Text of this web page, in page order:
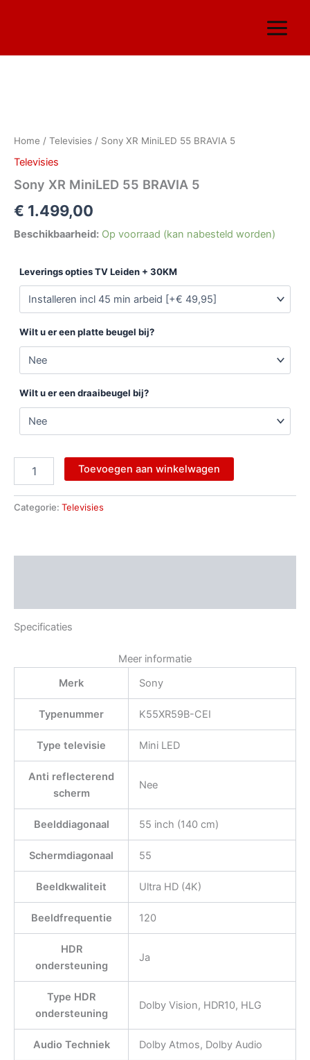
inhoud
Home / Televisies / Sony XR MiniLED 55 BRAVIA 5
Televisies
Sony XR MiniLED 55 BRAVIA 5
€ 1.499,00
Beschikbaarheid: Op voorraad (kan nabesteld worden)
Leverings opties TV Leiden + 30KM
Wilt u er een platte beugel bij?
Wilt u er een draaibeugel bij?
55
BRAVIA
aantal
Toevoegen aan winkelwagen
Categorie: Televisies
Specificaties
Meer informatie
Merk
Sony
Typenummer K55XR59B-CEI
Type televisie Mini LED
Anti reflecterend
scherm
Nee
Beelddiagonaal 55 inch (140 cm)
Schermdiagonaal 55
Beeldkwaliteit Ultra HD (4K)
Beeldfrequentie 120
HDR
ondersteuning
Ja
Type HDR
ondersteuning
Dolby Vision, HDR10, HLG
Audio Techniek Dolby Atmos, Dolby Audio